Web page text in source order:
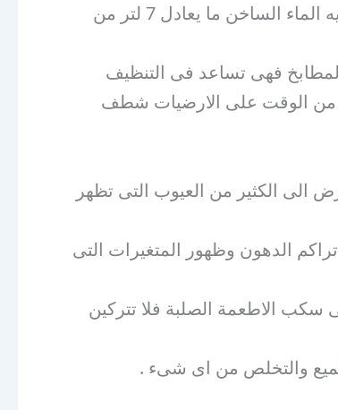
ربع كوب من الخل – القليل من الصابون السائل ما يعادل معلقة كبيرة – ربع كوب من بيكربونات الصوديوم – اناء بيه الماء الساخن ما يعادل 7 لتر من
فهى تساعد فى التنظيف
من الوقت على الارضيات شطف
الى الكثير من العيوب التى تظهر
الدهون وظهور المتغيرات التى
سكب الاطعمة الصلبة فلا تتركين
والتخلص من اى شىء .